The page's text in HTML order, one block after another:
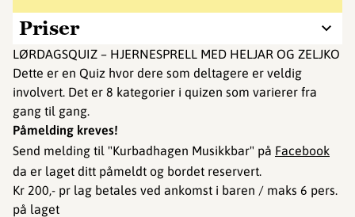
Priser
LØRDAGSQUIZ – HJERNESPRELL MED HELJAR OG ZELJKO
Dette er en Quiz hvor dere som deltagere er veldig
involvert. Det er 8 kategorier i quizen som varierer fra
gang til gang.
Påmelding kreves!
Send melding til "Kurbadhagen Musikkbar" på Facebook
da er laget ditt påmeldt og bordet reservert.
Kr 200,- pr lag betales ved ankomst i baren / maks 6 pers.
på laget